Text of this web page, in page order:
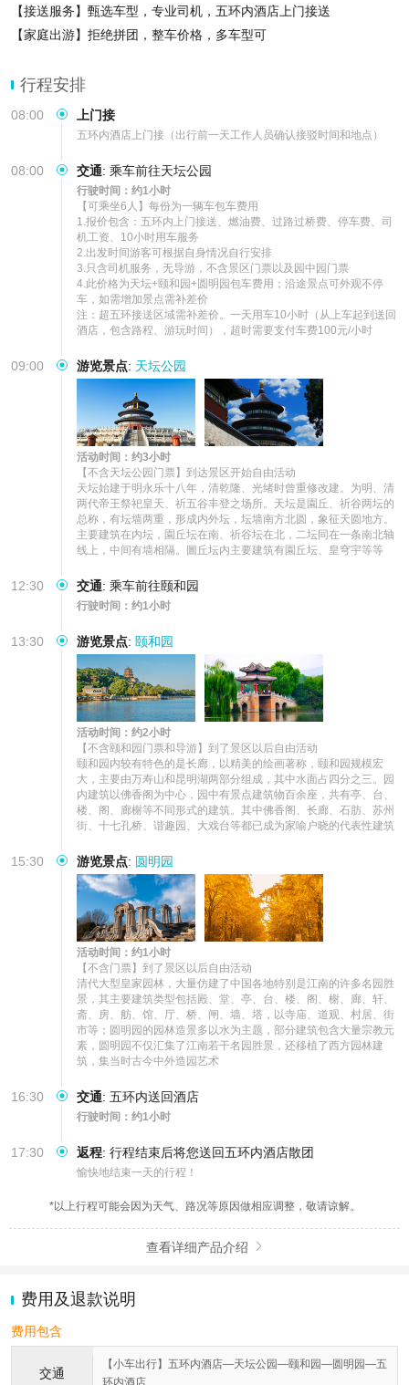
【接送服务】甄选车型，专业司机，五环内酒店上门接送
【家庭出游】拒绝拼团，整车价格，多车型可
行程安排
08:00 上门接
五环内酒店上门接（出行前一天工作人员确认接驳时间和地点）
08:00 交通: 乘车前往天坛公园
行驶时间：约1小时
【可乘坐6人】每份为一辆车包车费用
1.报价包含：五环内上门接送、燃油费、过路过桥费、停车费、司
机工资、10小时用车服务
2.出发时间游客可根据自身情况自行安排
3.只含司机服务，无导游，不含景区门票以及园中园门票
4.此价格为天坛+颐和园+圆明园包车费用；沿途景点可外观不停
车，如需增加景点需补差价
注：超五环接送区域需补差价。一天用车10小时（从上车起到送回
酒店，包含路程、游玩时间），超时需要支付车费100元/小时
09:00 游览景点: 天坛公园
活动时间：约3小时
【不含天坛公园门票】到达景区开始自由活动
天坛始建于明永乐十八年，清乾隆、光绪时曾重修改建。为明、清
两代帝王祭祀皇天、祈五谷丰登之场所。天坛是園丘、祈谷两坛的
总称，有坛墙两重，形成内外坛，坛墙南方北圆，象征天圆地方。
主要建筑在内坛，園丘坛在南、祈谷坛在北，二坛同在一条南北轴
线上，中间有墙相隔。圖丘坛内主要建筑有園丘坛、皇穹宇等等
12:30 交通: 乘车前往颐和园
行驶时间：约1小时
13:30 游览景点: 颐和园
活动时间：约2小时
【不含颐和园门票和导游】到了景区以后自由活动
颐和园内较有特色的是长廊，以精美的绘画著称，颐和园规模宏
大，主要由万寿山和昆明湖两部分组成，其中水面占四分之三。园
内建筑以佛香阁为中心，园中有景点建筑物百余座，共有亭、台、
楼、阁、廊榭等不同形式的建筑。其中佛香阁、长廊、石肪、苏州
街、十七孔桥、谐趣园、大戏台等都已成为家喻户晓的代表性建筑
15:30 游览景点: 圆明园
活动时间：约1小时
【不含门票】到了景区以后自由活动
清代大型皇家园林，大量仿建了中国各地特别是江南的许多名园胜
景，其主要建筑类型包括殿、堂、亭、台、楼、阁、榭、廊、轩、
斋、房、舫、馆、厅、桥、闸、墙、塔，以寺庙、道观、村居、街
市等；圆明园的园林造景多以水为主题，部分建筑包含大量宗教元
素，圆明园不仅汇集了江南若干名园胜景，还移植了西方园林建
筑，集当时古今中外造园艺术
16:30 交通: 五环内送回酒店
行驶时间：约1小时
17:30 返程: 行程结束后将您送回五环内酒店散团
愉快地结束一天的行程！
*以上行程可能会因为天气、路况等原因做相应调整，敬请谅解。
查看详细产品介绍 
费用及退款说明
费用包含
交通
【小车出行】五环内酒店—天坛公园—颐和园—圆明园—五